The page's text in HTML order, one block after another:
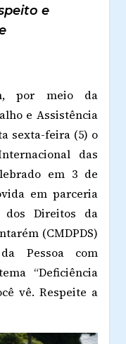
e
por meio da
e Assistência
sexta-feira (5) o
das
em 3 de
em parceria
dos Direitos da
(CMDPDS)
Pessoa com
“Deficiência
vê. Respeite a